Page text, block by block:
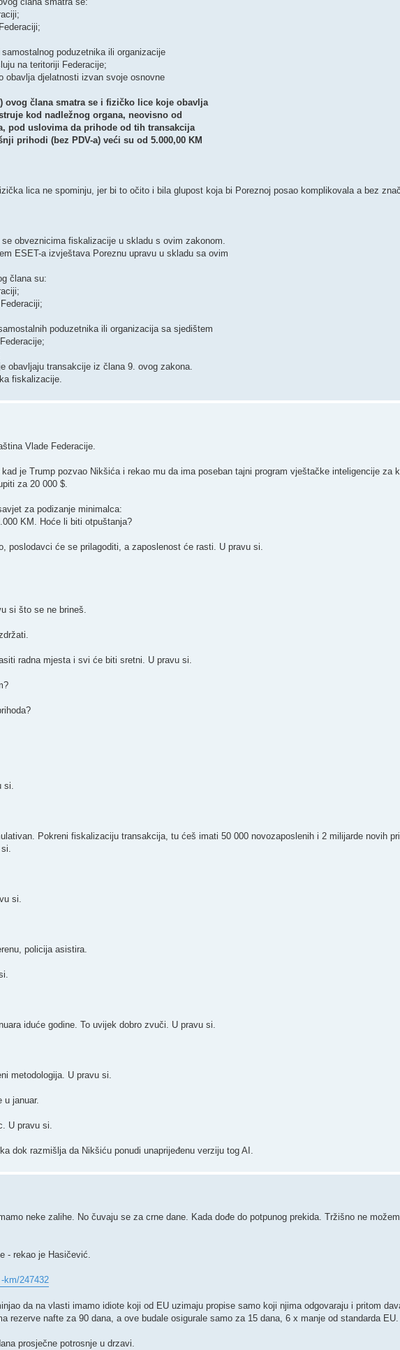
poduzetnika ili organizacije
na teritoriji Federacije;
obavlja djelatnosti izvan svoje osnovne
ovog člana smatra se i fizičko lice koje obavlja
kod nadležnog organa, neovisno od
pod uslovima da prihode od tih transakcija
prihodi (bez PDV-a) veći su od 5.000,00 KM
lica ne spominju, jer bi to očito i bila glupost koja bi Poreznoj posao komplikovala a bez
obveznicima fiskalizacije u skladu s ovim zakonom.
ESET-a izvještava Poreznu upravu u skladu sa ovim
člana su:
poduzetnika ili organizacija sa sjedištem
obavljaju transakcije iz člana 9. ovog zakona.
fiskalizacije.
Vlade Federacije.
je Trump pozvao Nikšića i rekao mu da ima poseban tajni program vještačke inteligencije za
za 20 000 $.
za podizanje minimalca:
KM. Hoće li biti otpuštanja?
poslodavci će se prilagoditi, a zaposlenost će rasti. U pravu si.
si što se ne brineš.
radna mjesta i svi će biti sretni. U pravu si.
Pokreni fiskalizaciju transakcija, tu ćeš imati 50 000 novozaposlenih i 2 milijarde novih
si.
policija asistira.
iduće godine. To uvijek dobro zvuči. U pravu si.
metodologija. U pravu si.
u januar.
U pravu si.
dok razmišlja da Nikšiću ponudi unaprijeđenu verziju tog AI.
neke zalihe. No čuvaju se za crne dane. Kada dođe do potpunog prekida. Tržišno ne
- rekao je Hasičević.
km/247432
da na vlasti imamo idiote koji od EU uzimaju propise samo koji njima odgovaraju i pritom
rezerve nafte za 90 dana, a ove budale osigurale samo za 15 dana, 6 x manje od standarda EU.
prosječne potrosnje u drzavi.